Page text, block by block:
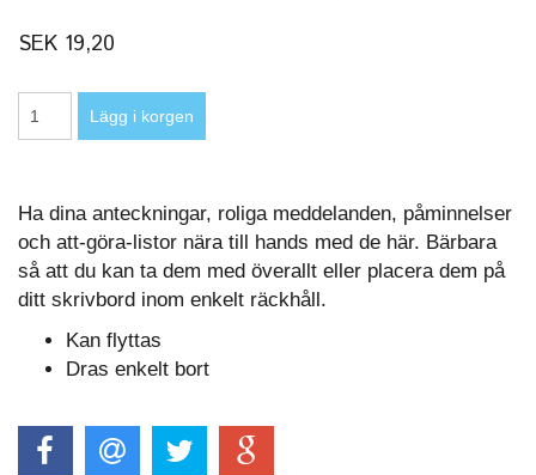
SEK 19,20
Ha dina anteckningar, roliga meddelanden, påminnelser
och att-göra-listor nära till hands med de här. Bärbara
så att du kan ta dem med överallt eller placera dem på
ditt skrivbord inom enkelt räckhåll.
Kan flyttas
Dras enkelt bort